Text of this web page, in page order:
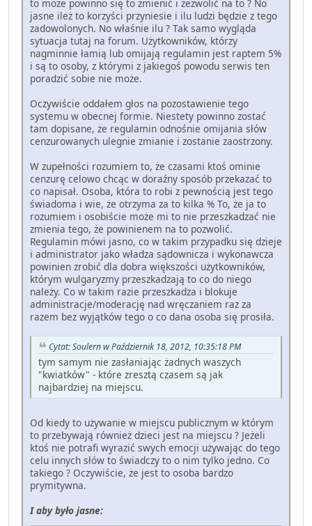
to może powinno się to zmienić i zezwolić na to ? No
jasne ileż to korzyści przyniesie i ilu ludzi będzie z tego
zadowolonych. No właśnie ilu ? Tak samo wygląda
sytuacja tutaj na forum. Użytkowników, którzy
nagminnie łamią lub omijają regulamin jest raptem 5%
i są to osoby, z którymi z jakiegoś powodu serwis ten
poradzić sobie nie może.
Oczywiście oddałem głos na pozostawienie tego
systemu w obecnej formie. Niestety powinno zostać
tam dopisane, że regulamin odnośnie omijania słów
cenzurowanych ulegnie zmianie i zostanie zaostrzony.
W zupełności rozumiem to, że czasami ktoś ominie
cenzurę celowo chcąc w doraźny sposób przekazać to
co napisał. Osoba, która to robi z pewnością jest tego
świadoma i wie, że otrzyma za to kilka % To, że ja to
rozumiem i osobiście może mi to nie przeszkadzać nie
zmienia tego, że powinienem na to pozwolić.
Regulamin mówi jasno, co w takim przypadku się dzieje
i administrator jako władza sądownicza i wykonawcza
powinien zrobić dla dobra większości użytkowników,
którym wulgaryzmy przeszkadzają to co do niego
należy. Co w takim razie przeszkadza i blokuje
administracje/moderację nad wręczaniem raz za
razem bez wyjątków tego o co dana osoba się prosiła.
Cytat: Soulern w Październik 18, 2012, 10:35:18 PM
tym samym nie zasłaniając żadnych waszych
"kwiatków" - które zresztą czasem są jak
najbardziej na miejscu.
Od kiedy to używanie w miejscu publicznym w którym
to przebywają również dzieci jest na miejscu ? Jeżeli
ktoś nie potrafi wyrazić swych emocji używając do tego
celu innych słów to świadczy to o nim tylko jedno. Co
takiego ? Oczywiście, że jest to osoba bardzo
prymitywna.
I aby było jasne: